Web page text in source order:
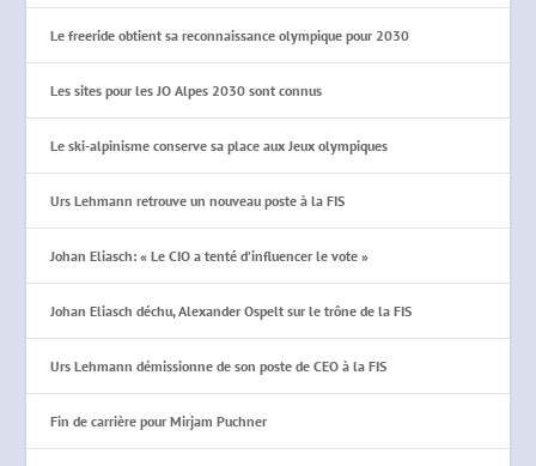
Le freeride obtient sa reconnaissance olympique pour 2030
Les sites pour les JO Alpes 2030 sont connus
Le ski-alpinisme conserve sa place aux Jeux olympiques
Urs Lehmann retrouve un nouveau poste à la FIS
Johan Eliasch: « Le CIO a tenté d’influencer le vote »
Johan Eliasch déchu, Alexander Ospelt sur le trône de la FIS
Urs Lehmann démissionne de son poste de CEO à la FIS
Fin de carrière pour Mirjam Puchner